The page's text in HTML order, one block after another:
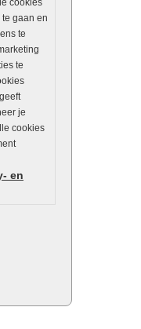
gaan en
te
te
je
cookies
en